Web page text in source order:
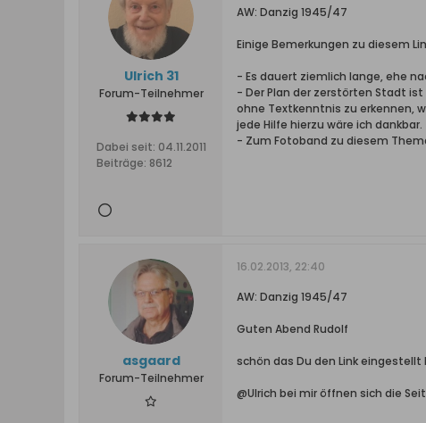
Ulrich 31
Forum-Teilnehmer
Dabei seit: 04.11.2011
Beiträge: 8612
AW: Danzig 1945/47
Einige Bemerkungen zu diesem
- Es dauert ziemlich lange, ehe
- Der Plan der zerstörten Stadt
ohne Textkenntnis zu erkennen,
jede Hilfe hierzu wäre ich dankbar.
- Zum Fotoband zu diesem
asgaard
Forum-Teilnehmer
16.02.2013, 22:40
AW: Danzig 1945/47
Guten Abend Rudolf
schön das Du den Link
@Ulrich bei mir öffnen sich die